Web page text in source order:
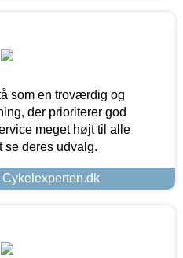
som en troværdig og
der prioriterer god
meget højt til alle
se deres udvalg.